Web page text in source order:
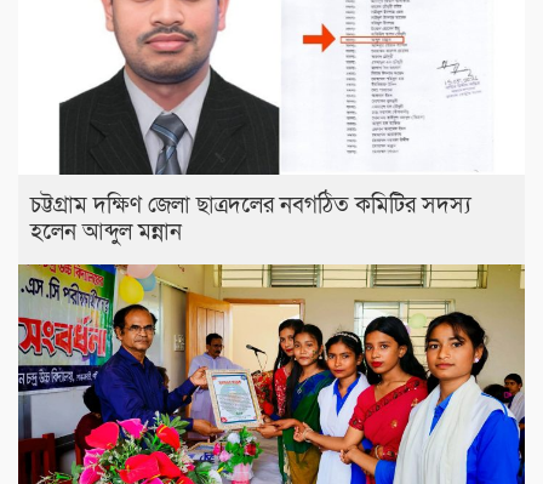
চট্টগ্রাম দক্ষিণ জেলা ছাত্রদলের নবগঠিত কমিটির সদস্য
হলেন আব্দুল মন্নান